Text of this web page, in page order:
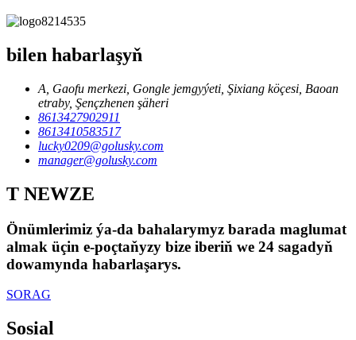
bilen habarlaşyň
A, Gaofu merkezi, Gongle jemgyýeti, Şixiang köçesi, Baoan
etraby, Şençzhenen şäheri
8613427902911
8613410583517
lucky0209@golusky.com
manager@golusky.com
T NEWZE
Önümlerimiz ýa-da bahalarymyz barada maglumat
almak üçin e-poçtaňyzy bize iberiň we 24 sagadyň
dowamynda habarlaşarys.
SORAG
Sosial